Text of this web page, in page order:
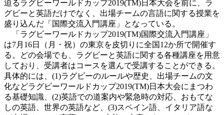
迫るラグビーワールドカップ2019(TM)日本大会を前に、ラ
グビーと英語だけでなく、出場チームの言語に関する授業を
盛り込んだ「国際交流入門講座」となっている。
「ラグビーワールドカップ2019(TM)国際交流入門講座」
は7月16日（月・祝）の東京を皮切りに全国12か所で開催す
る。どの会場でも、ラグビーと英語に関する各種講座を用意
しており、受講者はコースを選んで受講することができる。
具体的には、(1)ラグビーのルールや歴史、出場チームの文
化などラグビーワールドカップ2019(TM)日本大会にまつわ
る基礎知識、(2)英語での道案内や緊急時の対応、おもてな
しの英語、世界の英語など、(3)スペイン語、イタリア語な